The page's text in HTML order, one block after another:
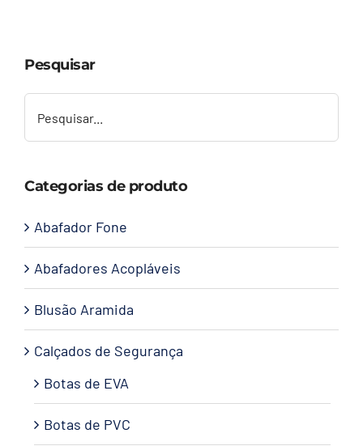
Contato
Pesquisar
Categorias de produto
Abafador Fone
Abafadores Acopláveis
Blusão Aramida
Calçados de Segurança
Botas de EVA
Botas de PVC